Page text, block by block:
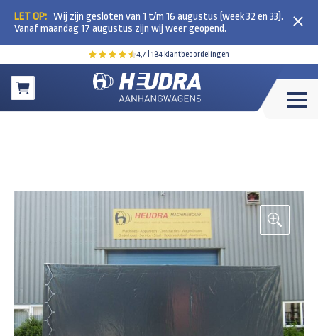
4,7 | 184 klantbeoordelingen
Winkelwagen
LET OP: Wij zijn gesloten van 1 t/m 16 augustus (week 32 en 33).
Vanaf maandag 17 augustus zijn wij weer geopend.